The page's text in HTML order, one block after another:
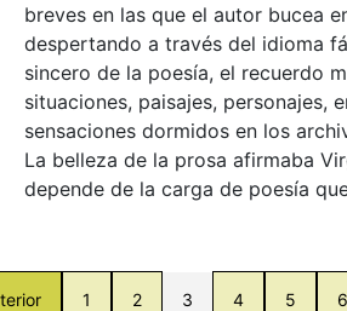
breves en las que el autor bucea
despertando a través del idioma
sincero de la poesía, el recuerdo
situaciones, paisajes, personajes,
sensaciones dormidos en los
La belleza de la prosa afirmaba
depende de la carga de poesía
1 2 3 4 5 6